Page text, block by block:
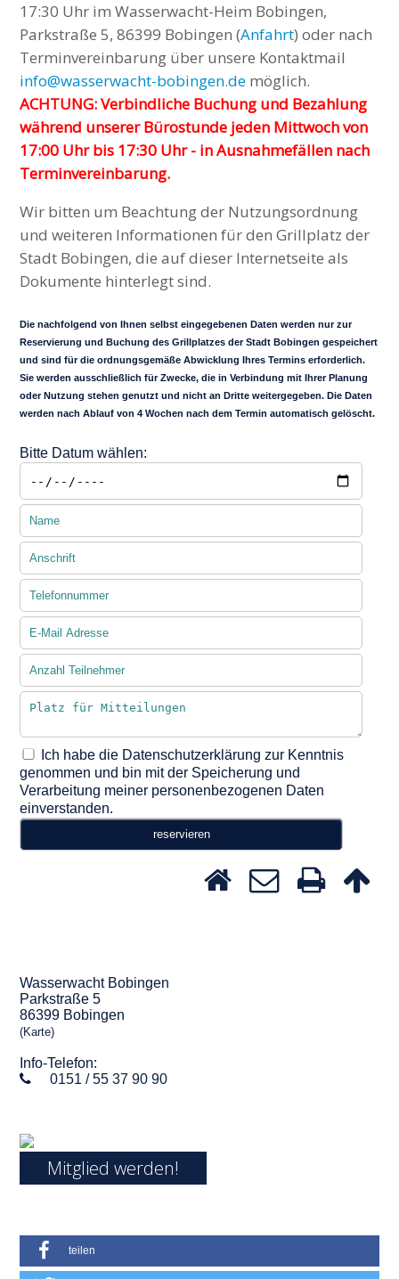
17:30 Uhr im Wasserwacht-Heim Bobingen,
Parkstraße 5, 86399 Bobingen (Anfahrt) oder nach
Terminvereinbarung über unsere Kontaktmail
info@wasserwacht-bobingen.de möglich.
ACHTUNG: Verbindliche Buchung und Bezahlung
während unserer Bürostunde jeden Mittwoch von
17:00 Uhr bis 17:30 Uhr - in Ausnahmefällen nach
Terminvereinbarung.
Wir bitten um Beachtung der Nutzungsordnung
und weiteren Informationen für den Grillplatz der
Stadt Bobingen, die auf dieser Internetseite als
Dokumente hinterlegt sind.
Die nachfolgend von Ihnen selbst eingegebenen Daten werden nur zur
Reservierung und Buchung des Grillplatzes der Stadt Bobingen gespeichert
und sind für die ordnungsgemäße Abwicklung Ihres Termins erforderlich.
Sie werden ausschließlich für Zwecke, die in Verbindung mit Ihrer Planung
oder Nutzung stehen genutzt und nicht an Dritte weitergegeben. Die Daten
werden nach Ablauf von 4 Wochen nach dem Termin automatisch gelöscht.
Bitte Datum wählen:
Ich habe die Datenschutzerklärung zur Kenntnis
genommen und bin mit der Speicherung und
Verarbeitung meiner personenbezogenen Daten
einverstanden.
Wasserwacht Bobingen
Parkstraße 5
86399 Bobingen
(Karte)
Info-Telefon:
0151 / 55 37 90 90
Mitglied werden!
teilen